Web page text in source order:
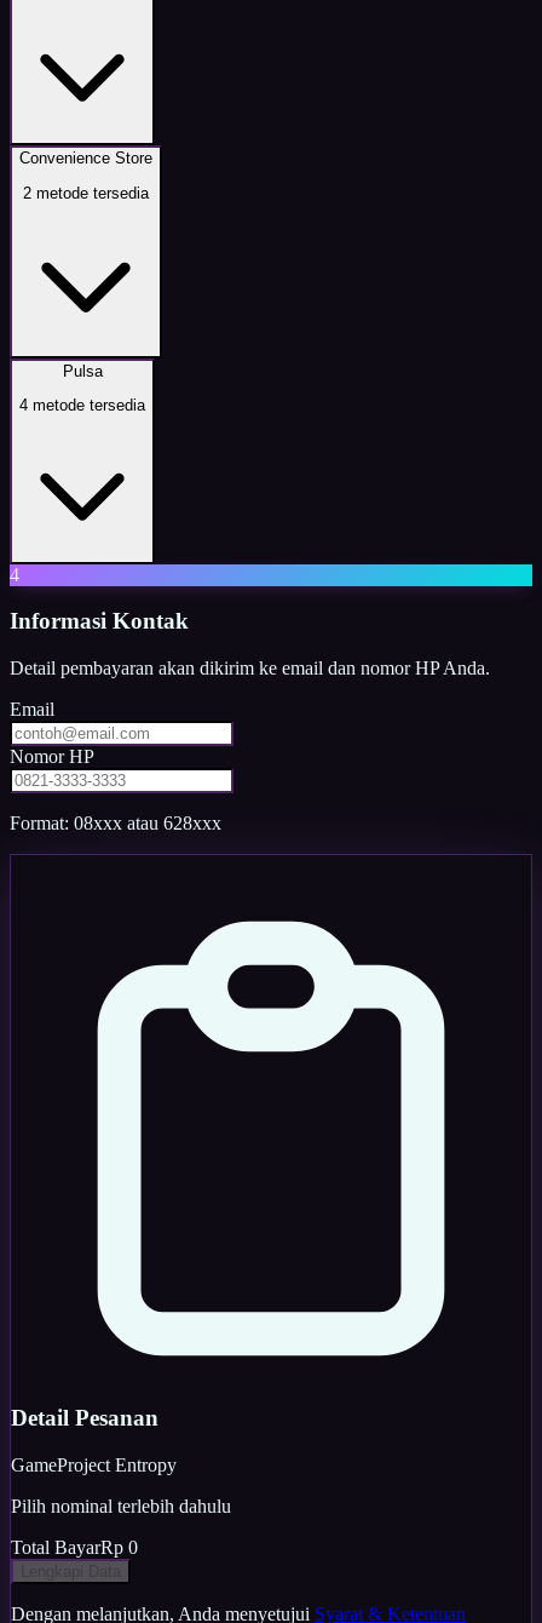
Convenience Store
2 metode tersedia
Pulsa
4 metode tersedia
4
Informasi Kontak
Detail pembayaran akan dikirim ke email dan nomor HP Anda.
Email
Nomor HP
Format: 08xxx atau 628xxx
Detail Pesanan
GameProject Entropy
Pilih nominal terlebih dahulu
Total BayarRp 0
Dengan melanjutkan, Anda menyetujui Syarat & Ketentuan